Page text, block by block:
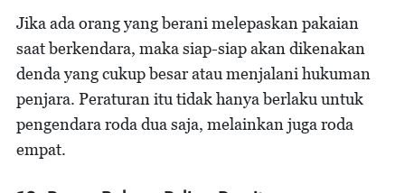
Jika ada orang yang berani melepaskan pakaian
saat berkendara, maka siap-siap akan dikenakan
denda yang cukup besar atau menjalani hukuman
penjara. Peraturan itu tidak hanya berlaku untuk
pengendara roda dua saja, melainkan juga roda
empat.